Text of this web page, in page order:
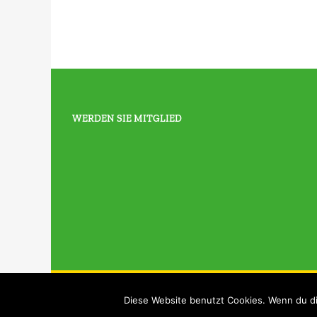
WERDEN SIE MITGLIED
Copyright2021 |ADV-Nord e. V. | All Rights
Diese Website benutzt Cookies. Wenn du